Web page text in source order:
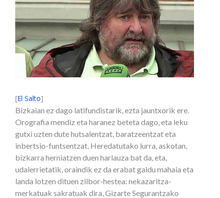
[El Salto]
Bizkaian ez dago latifundistarik, ezta jauntxorik ere.
Orografia mendiz eta haranez beteta dago, eta leku
gutxi uzten dute hutsalentzat, baratzeentzat eta
inbertsio-funtsentzat. Heredatutako lurra, askotan,
bizkarra herniatzen duen harlauza bat da, eta,
udalerrietatik, oraindik ez da erabat galdu mahaia eta
landa lotzen dituen zilbor-hestea: nekazaritza-
merkatuak sakratuak dira, Gizarte Segurantzako